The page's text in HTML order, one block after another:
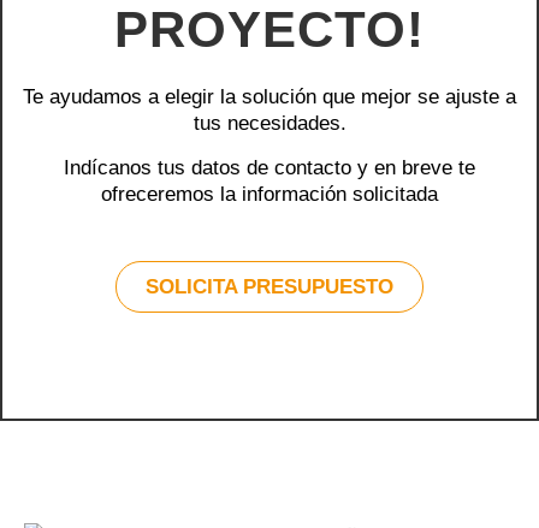
PROYECTO!
Te ayudamos a elegir la solución que mejor se ajuste a
tus necesidades.
Indícanos tus datos de contacto y en breve te
ofreceremos la información solicitada
SOLICITA PRESUPUESTO